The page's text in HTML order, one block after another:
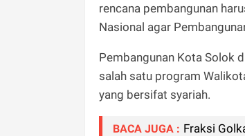
rencana pembangunan
Nasional agar
Pembangunan Kota Solok
salah satu program
yang bersifat syariah.
BACA JUGA : Fraksi